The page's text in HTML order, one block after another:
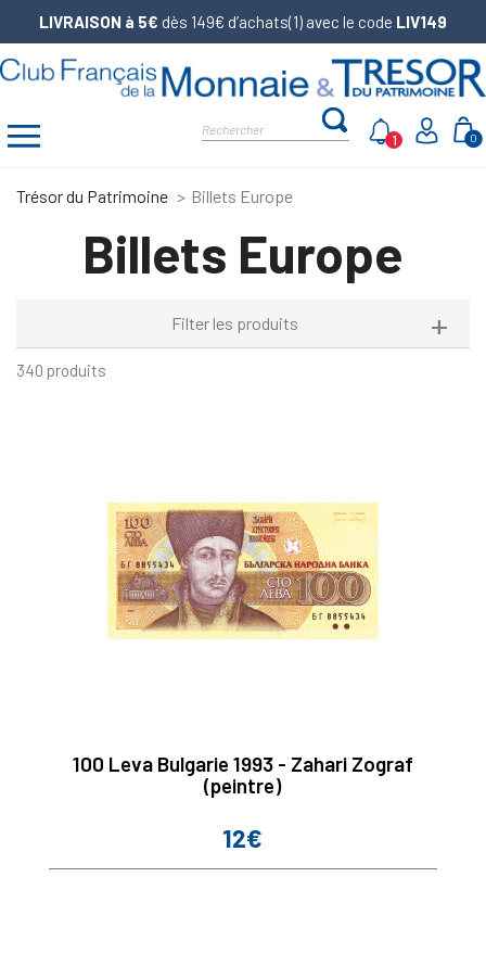
LIVRAISON à 5€ dès 149€ d’achats(1) avec le code LIV149
0
1
Trésor du Patrimoine Billets Europe
Billets Europe
Filter les produits
340 produits
100 Leva Bulgarie 1993 - Zahari Zograf
(peintre)
Prix
12€